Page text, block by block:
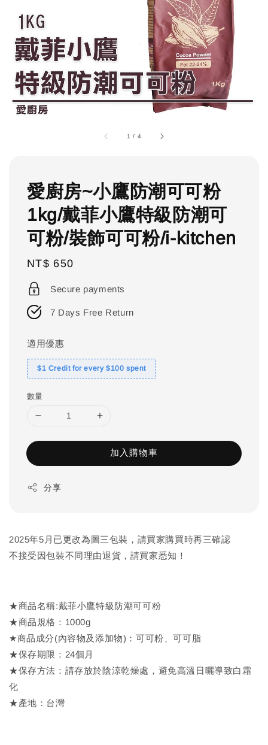
1 / 4
愛廚房~小鷹防潮可可粉
1kg/戴菲小鷹特級防潮可
可粉/裝飾可可粉/i-kitchen
Regular
price
NT$ 650
Secure payments
7 Days Free Return
適用優惠
$1 Credit for every $100 spent
數量
加入購物車
分享
2025年5月已更改為圖三包裝，請買家購買時再三確認
不接受因包裝不同理由退貨，請買家悉知！
★商品名稱:戴菲小鷹特級防潮可可粉
★商品規格：1000g
★商品成分(內容物及添加物)：可可粉、可可脂
★保存期限：24個月
★保存方法：請存放於陰涼乾燥處，避免高溫日曬導致白霜
化
★產地：台灣